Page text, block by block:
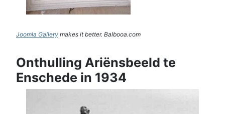
Joomla Gallery makes it better. Balbooa.com
Onthulling Ariënsbeeld te
Enschede in 1934